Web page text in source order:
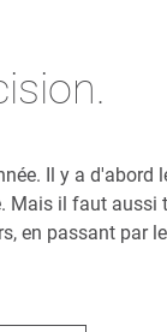
Il y a d'abord
Mais il faut
en passant par